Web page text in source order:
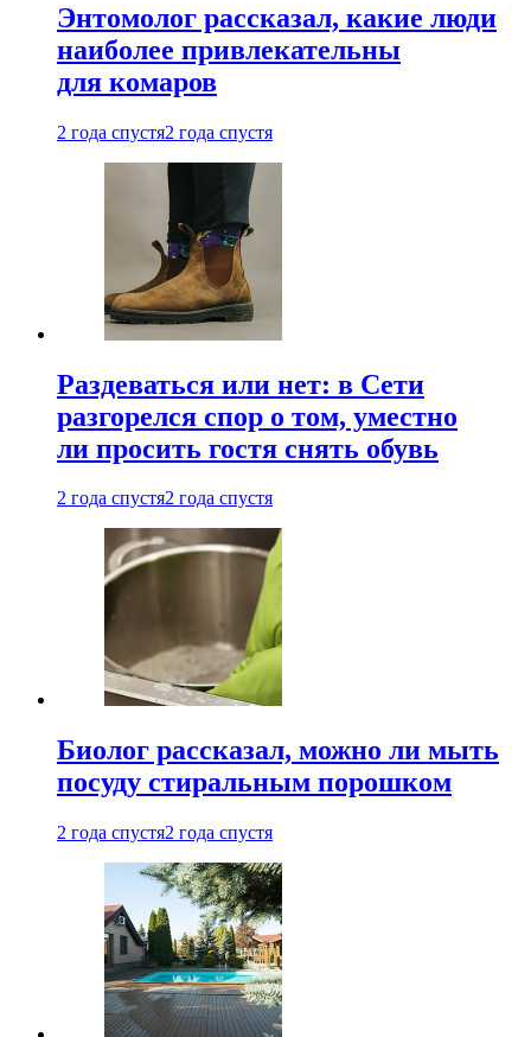
Энтомолог рассказал, какие люди
наиболее привлекательны
для комаров
2 года спустя2 года спустя
Раздеваться или нет: в Сети
разгорелся спор о том, уместно
ли просить гостя снять обувь
2 года спустя2 года спустя
Биолог рассказал, можно ли мыть
посуду стиральным порошком
2 года спустя2 года спустя